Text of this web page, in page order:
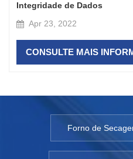
Integridade de Dados
Apr 23, 2022
CONSULTE MAIS
Forno de